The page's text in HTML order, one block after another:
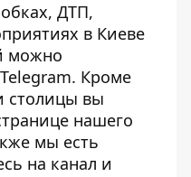
ДТП,
в Киеве
можно
Telegram. Кроме
столицы вы
нашего
мы есть
на канал и